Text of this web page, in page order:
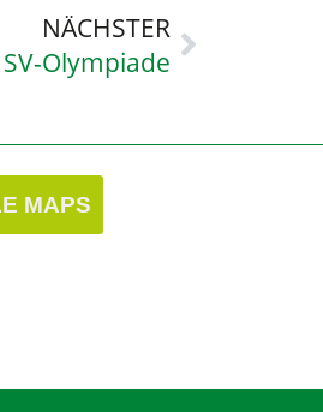
NÄCHSTER
Olympiade
MAPS